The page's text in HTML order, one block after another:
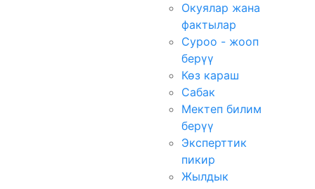
Окуялар жана
фактылар
Суроо - жооп
берүү
Көз караш
Сабак
Мектеп билим
берүү
Эксперттик
пикир
Жылдык